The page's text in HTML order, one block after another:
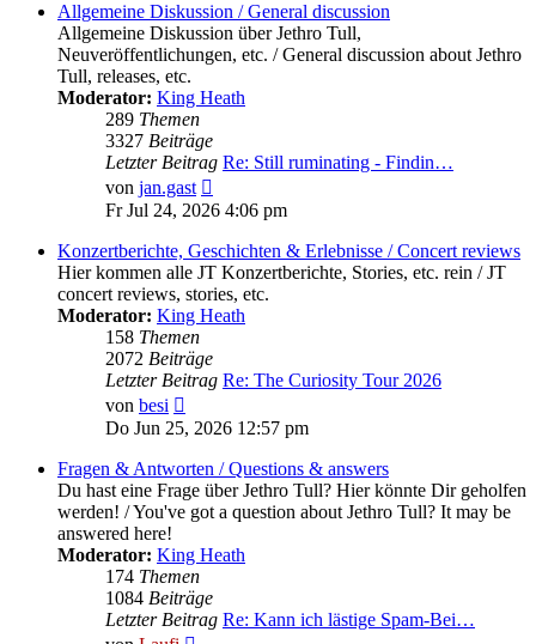
Allgemeine Diskussion / General discussion
Allgemeine Diskussion über Jethro Tull,
Neuveröffentlichungen, etc. / General discussion about Jethro
Tull, releases, etc.
Moderator: King Heath
289 Themen
3327 Beiträge
Letzter Beitrag Re: Still ruminating - Findin…
von jan.gast
Beitrag
Fr Jul 24, 2026 4:06 pm
Konzertberichte, Geschichten & Erlebnisse / Concert reviews
Hier kommen alle JT Konzertberichte, Stories, etc. rein / JT
concert reviews, stories, etc.
Moderator: King Heath
158 Themen
2072 Beiträge
Letzter Beitrag Re: The Curiosity Tour 2026
von besi
Beitrag
Do Jun 25, 2026 12:57 pm
Fragen & Antworten / Questions & answers
Du hast eine Frage über Jethro Tull? Hier könnte Dir geholfen
werden! / You've got a question about Jethro Tull? It may be
answered here!
Moderator: King Heath
174 Themen
1084 Beiträge
Letzter Beitrag Re: Kann ich lästige Spam-Bei…